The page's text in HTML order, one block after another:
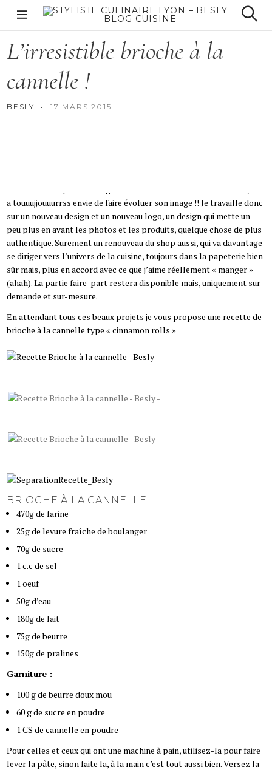
i
Styliste culinaire
Lyon – Besly Blog
cuisine
PAINS ET BRIOCHES
L’irresistible brioche à la
cannelle !
BESLY 17 MARS 2015
a touuujjouuurrss envie de faire évoluer son image !! Je travaille donc
sur un nouveau design et un nouveau logo, un design qui mette un
peu plus en avant les photos et les produits, quelque chose de plus
authentique. Surement un renouveau du shop aussi, qui va davantage
se diriger vers l’univers de la cuisine, toujours dans la papeterie bien
sûr mais, plus en accord avec ce que j’aime réellement « manger »
(ahah). La partie faire-part restera disponible mais, uniquement sur
demande et sur-mesure.
En attendant tous ces beaux projets je vous propose une recette de
brioche à la cannelle type « cinnamon rolls »
BRIOCHE À LA CANNELLE :
470g de farine
25g de levure fraîche de boulanger
70g de sucre
1 c.c de sel
1 oeuf
50g d’eau
180g de lait
75g de beurre
150g de pralines
Garniture :
100 gdebeurre doux mou
60 gde sucre en poudre
1 CS de cannelle en poudre
Pour celles et ceux qui ont une machine à pain, utilisez-la pour faire
lever la pâte, sinon faite la, à la main c’est tout aussi bien. Versez la